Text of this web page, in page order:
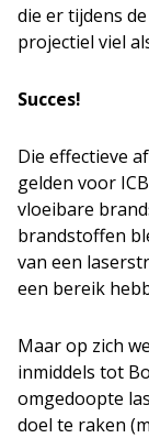
die er tijdens
projectiel viel
Succes!
Die effectieve
gelden voor
vloeibare
brandstoffen
van een
een bereik
Maar op zich
inmiddels tot
omgedoopte
doel te raken